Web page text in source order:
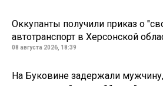
Оккупанты получили приказ о
автотранспорт в Херсонской
08 августа 2026, 18:39
На Буковине задержали